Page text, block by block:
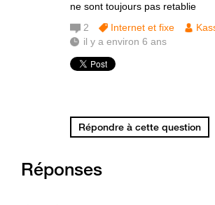
ne sont toujours pas retablie
2 Internet et fixe
il y a environ 6 ans
Répondre à cette question
Réponses